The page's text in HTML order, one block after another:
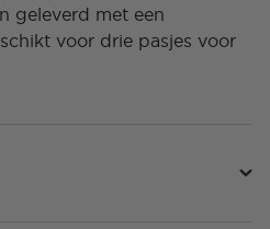
geleverd met een
voor drie pasjes voor